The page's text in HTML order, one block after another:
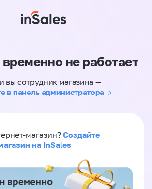
не работает
вы сотрудник магазина —
в панель администратора
магазин? Создайте
на InSales